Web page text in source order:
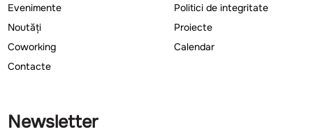
Evenimente
Noutăți
Coworking
Contacte
Politici de integritate
Proiecte
Calendar
Newsletter